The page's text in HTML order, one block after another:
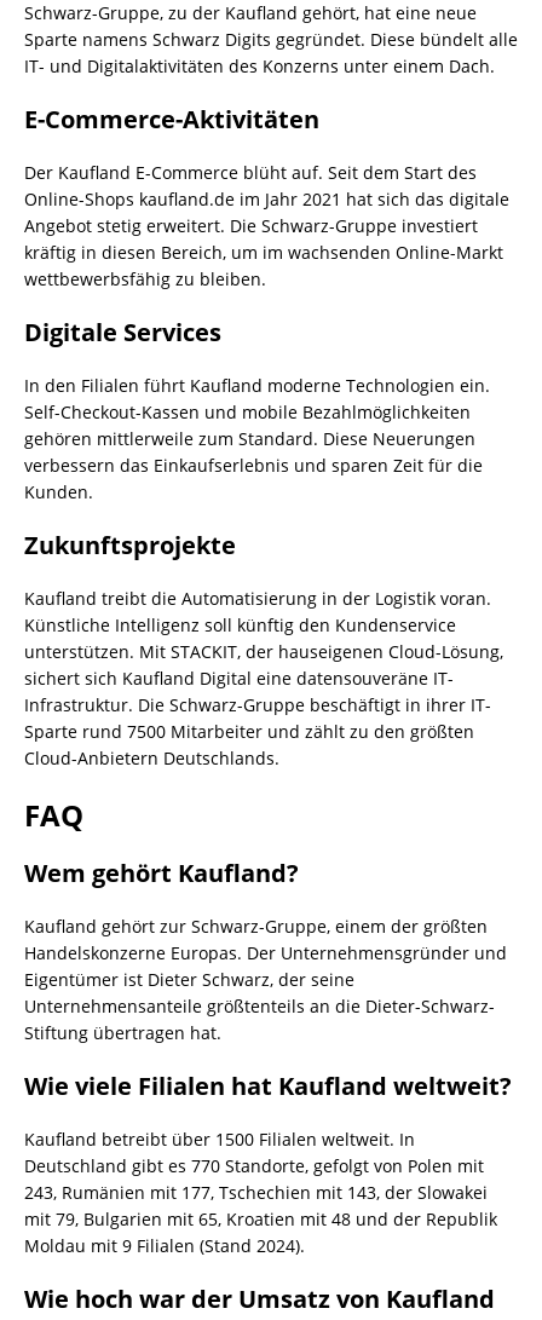
Schwarz-Gruppe, zu der Kaufland gehört, hat eine neue
Sparte namens Schwarz Digits gegründet. Diese bündelt alle
IT- und Digitalaktivitäten des Konzerns unter einem Dach.
E-Commerce-Aktivitäten
Der Kaufland E-Commerce blüht auf. Seit dem Start des
Online-Shops kaufland.de im Jahr 2021 hat sich das digitale
Angebot stetig erweitert. Die Schwarz-Gruppe investiert
kräftig in diesen Bereich, um im wachsenden Online-Markt
wettbewerbsfähig zu bleiben.
Digitale Services
In den Filialen führt Kaufland moderne Technologien ein.
Self-Checkout-Kassen und mobile Bezahlmöglichkeiten
gehören mittlerweile zum Standard. Diese Neuerungen
verbessern das Einkaufserlebnis und sparen Zeit für die
Kunden.
Zukunftsprojekte
Kaufland treibt die Automatisierung in der Logistik voran.
Künstliche Intelligenz soll künftig den Kundenservice
unterstützen. Mit STACKIT, der hauseigenen Cloud-Lösung,
sichert sich Kaufland Digital eine datensouveräne IT-
Infrastruktur. Die Schwarz-Gruppe beschäftigt in ihrer IT-
Sparte rund 7500 Mitarbeiter und zählt zu den größten
Cloud-Anbietern Deutschlands.
FAQ
Wem gehört Kaufland?
Kaufland gehört zur Schwarz-Gruppe, einem der größten
Handelskonzerne Europas. Der Unternehmensgründer und
Eigentümer ist Dieter Schwarz, der seine
Unternehmensanteile größtenteils an die Dieter-Schwarz-
Stiftung übertragen hat.
Wie viele Filialen hat Kaufland weltweit?
Kaufland betreibt über 1500 Filialen weltweit. In
Deutschland gibt es 770 Standorte, gefolgt von Polen mit
243, Rumänien mit 177, Tschechien mit 143, der Slowakei
mit 79, Bulgarien mit 65, Kroatien mit 48 und der Republik
Moldau mit 9 Filialen (Stand 2024).
Wie hoch war der Umsatz von Kaufland